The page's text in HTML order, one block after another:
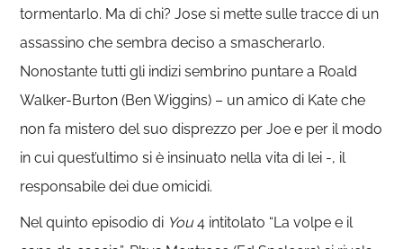
tormentarlo. Ma di chi? Jose si mette sulle tracce di un
assassino che sembra deciso a smascherarlo.
Nonostante tutti gli indizi sembrino puntare a Roald
Walker-Burton (Ben Wiggins) – un amico di Kate che
non fa mistero del suo disprezzo per Joe e per il modo
in cui quest’ultimo si è insinuato nella vita di lei -, il
responsabile dei due omicidi.
Nel quinto episodio di You4 intitolato “La volpe e il